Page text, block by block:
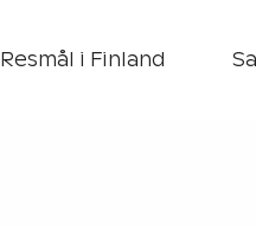
Resmål i Finland